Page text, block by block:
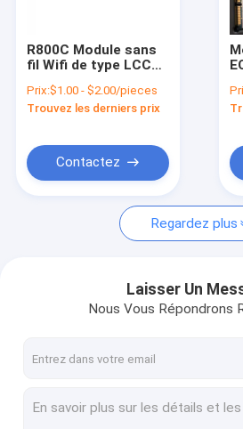
Nous contacter
Nouvelles
Demandez un devis
module de 4G LTE
Module 5G LTE
R800C Module sans
fil Wifi de type LCC
double bande
Prix:$1.00 - $2.00/pieces
Trouvez les derniers prix
Contactez
Regardez plus
Laisser Un
Nous Vous Répondrons